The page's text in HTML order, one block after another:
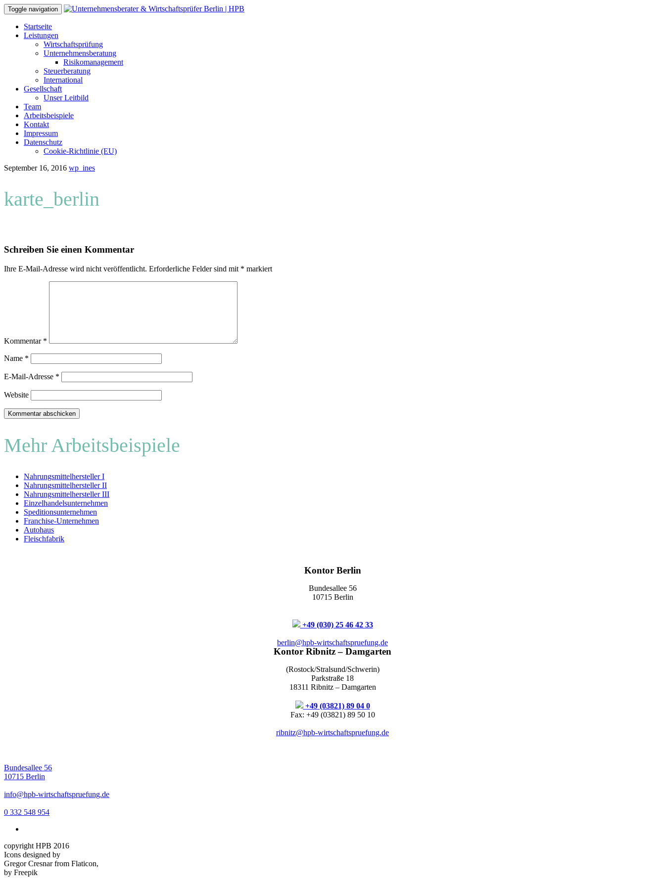
Toggle navigation
Skip
Startseite
Leistungen
Wirtschaftsprüfung
Unternehmensberatung
Risikomanagement
Steuerberatung
International
Gesellschaft
Unser Leitbild
Team
Arbeitsbeispiele
Kontakt
Impressum
Datenschutz
Cookie-Richtlinie (EU)
September 16, 2016 wp_ines
karte_berlin
Schreiben Sie einen Kommentar
Ihre E-Mail-Adresse wird nicht veröffentlicht. Erforderliche Felder sind mit * markiert
Kommentar *
Name *
E-Mail-Adresse *
Website
Mehr Arbeitsbeispiele
Nahrungsmittelhersteller I
Nahrungsmittelhersteller II
Nahrungsmittelhersteller III
Einzelhandelsunternehmen
Speditionsunternehmen
Franchise-Unternehmen
Autohaus
Fleischfabrik
Kontor Berlin
Bundesallee 56
10715 Berlin
+49 (030) 25 46 42 33
berlin@hpb-wirtschaftspruefung.de
Kontor Ribnitz – Damgarten
(Rostock/Stralsund/Schwerin)
Parkstraße 18
18311 Ribnitz – Damgarten
+49 (03821) 89 04 0
Fax: +49 (03821) 89 50 10
ribnitz@hpb-wirtschaftspruefung.de
Bundesallee 56
10715 Berlin
info@hpb-wirtschaftspruefung.de
0 332 548 954
copyright HPB 2016
Icons designed by
Gregor Cresnar from Flaticon,
by Freepik